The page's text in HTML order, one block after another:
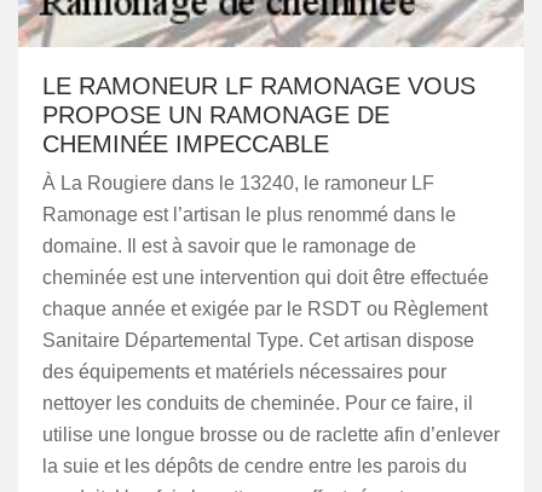
LE RAMONEUR LF RAMONAGE VOUS
PROPOSE UN RAMONAGE DE
CHEMINÉE IMPECCABLE
À La Rougiere dans le 13240, le ramoneur LF
Ramonage est l’artisan le plus renommé dans le
domaine. Il est à savoir que le ramonage de
cheminée est une intervention qui doit être effectuée
chaque année et exigée par le RSDT ou Règlement
Sanitaire Départemental Type. Cet artisan dispose
des équipements et matériels nécessaires pour
nettoyer les conduits de cheminée. Pour ce faire, il
utilise une longue brosse ou de raclette afin d’enlever
la suie et les dépôts de cendre entre les parois du